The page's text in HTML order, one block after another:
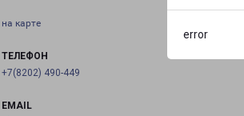
error
на карте
ТЕЛЕФОН
+7(8202) 490-449
EMAIL